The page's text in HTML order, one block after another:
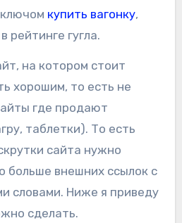
купить вагонку,
рейтинге гугла.
на котором стоит
хорошим, то есть не
где продают
таблетки). То есть
сайта нужно
больше внешних ссылок с
словами. Ниже я приведу
сделать.